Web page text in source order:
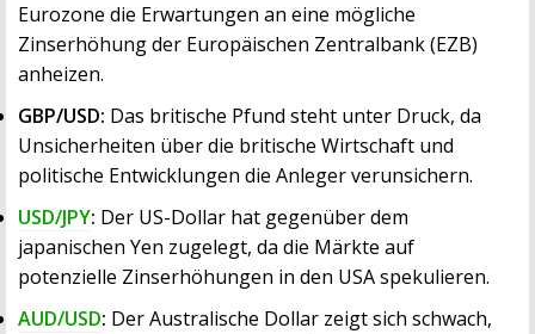
Eurozone die Erwartungen an eine mögliche
Zinserhöhung der Europäischen Zentralbank (EZB)
anheizen.
GBP/USD: Das britische Pfund steht unter Druck, da
Unsicherheiten über die britische Wirtschaft und
politische Entwicklungen die Anleger verunsichern.
USD/JPY: Der US-Dollar hat gegenüber dem
japanischen Yen zugelegt, da die Märkte auf
potenzielle Zinserhöhungen in den USA spekulieren.
AUD/USD: Der Australische Dollar zeigt sich schwach,